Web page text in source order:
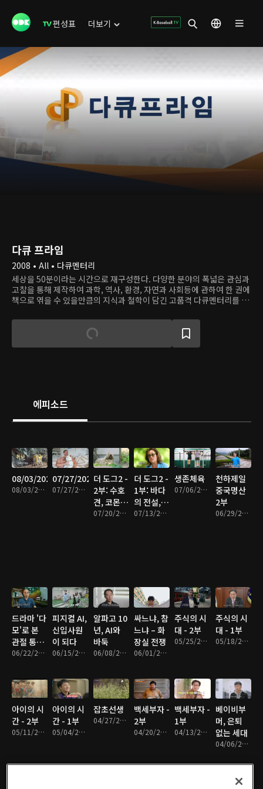
편성표 더보기
다큐 프라임
2008 • All • 다큐멘터리
세상을 50분이라는 시간으로 재구성한다. 다양한 분야의 폭넓은 관심과
고찰을 통해 제작하여 과학, 역사, 환경, 자연과 사회등에 관하여 한 권에
책으로 엮을 수 있을만큼의 지식과 철학이 담긴 고품격 다큐멘터리를 한
에피소드
08/03/2026
08/03/2026 • 49분
07/27/2026
07/27/2026 • 46분
더 도그2 -
2부: 수호
견, 코몬도
르
07/20/2026 • 47분
더 도그2 -
1부: 바다
의 전설,
뉴펀들랜07/13/2026 • 48분
생존체육
07/06/2026 • 47분
천하제일
중국명산
2부
06/29/2026 • 47분
드라마 '다
모'로 본
관절 통증
의 골든타
06/22/2026 • 48분
피지컬 AI,
신입사원
이 되다
06/15/2026 • 49분
알파고 10
년, AI와
바둑
06/08/2026 • 48분
싸느냐, 참
느냐 – 화
장실 전쟁
06/01/2026 • 50분
주식의 시
대 - 2부
05/25/2026 • 47분
주식의 시
대 - 1부
05/18/2026 • 50분
아이의 시
간 - 2부
05/11/2026 • 48분
아이의 시
간 - 1부
05/04/2026 • 48분
잡초선생
04/27/2026 • 46분
백세부자 -
2부
04/20/2026 • 47분
백세부자 -
1부
04/13/2026 • 48분
베이비부
머, 은퇴
없는 세대
04/06/2026 • 48분